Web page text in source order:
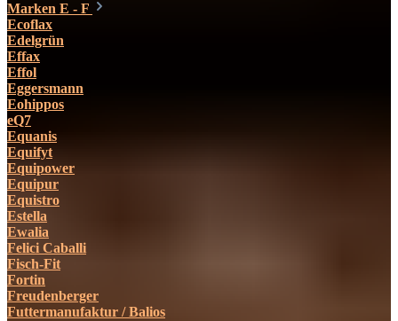
Marken E - F
Ecoflax
Edelgrün
Effax
Effol
Eggersmann
Eohippos
eQ7
Equanis
Equifyt
Equipower
Equipur
Equistro
Estella
Ewalia
Felici Caballi
Fisch-Fit
Fortin
Freudenberger
Futtermanufaktur / Balios